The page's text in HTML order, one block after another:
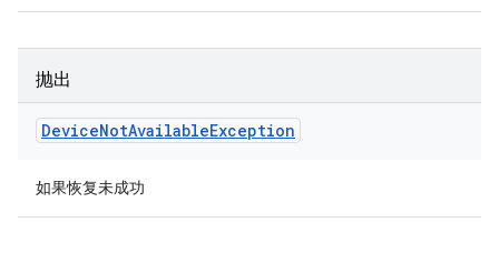
抛出
DeviceNotAvailableException
如果恢复未成功